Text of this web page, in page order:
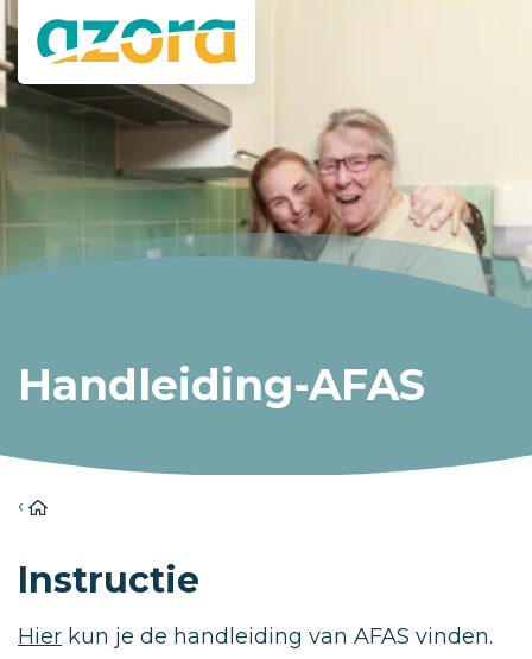
Handleiding-AFAS
Instructie
Hier kun je de handleiding van AFAS vinden.